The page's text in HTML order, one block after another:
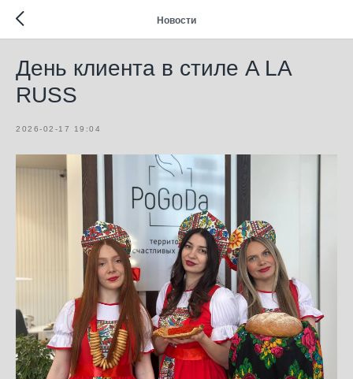
Новости
День клиента в стиле A LA
RUSS
2026-02-17 19:04